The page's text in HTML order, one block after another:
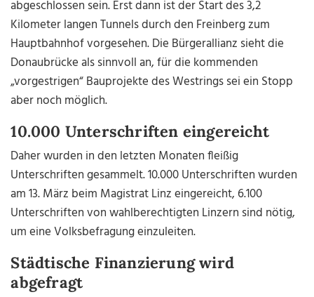
abgeschlossen sein. Erst dann ist der Start des 3,2
Kilometer langen Tunnels durch den Freinberg zum
Hauptbahnhof vorgesehen. Die Bürgerallianz sieht die
Donaubrücke als sinnvoll an, für die kommenden
„vorgestrigen“ Bauprojekte des Westrings sei ein Stopp
aber noch möglich.
10.000 Unterschriften eingereicht
Daher wurden in den letzten Monaten fleißig
Unterschriften gesammelt. 10.000 Unterschriften wurden
am 13. März beim Magistrat Linz eingereicht, 6.100
Unterschriften von wahlberechtigten Linzern sind nötig,
um eine Volksbefragung einzuleiten.
Städtische Finanzierung wird
abgefragt